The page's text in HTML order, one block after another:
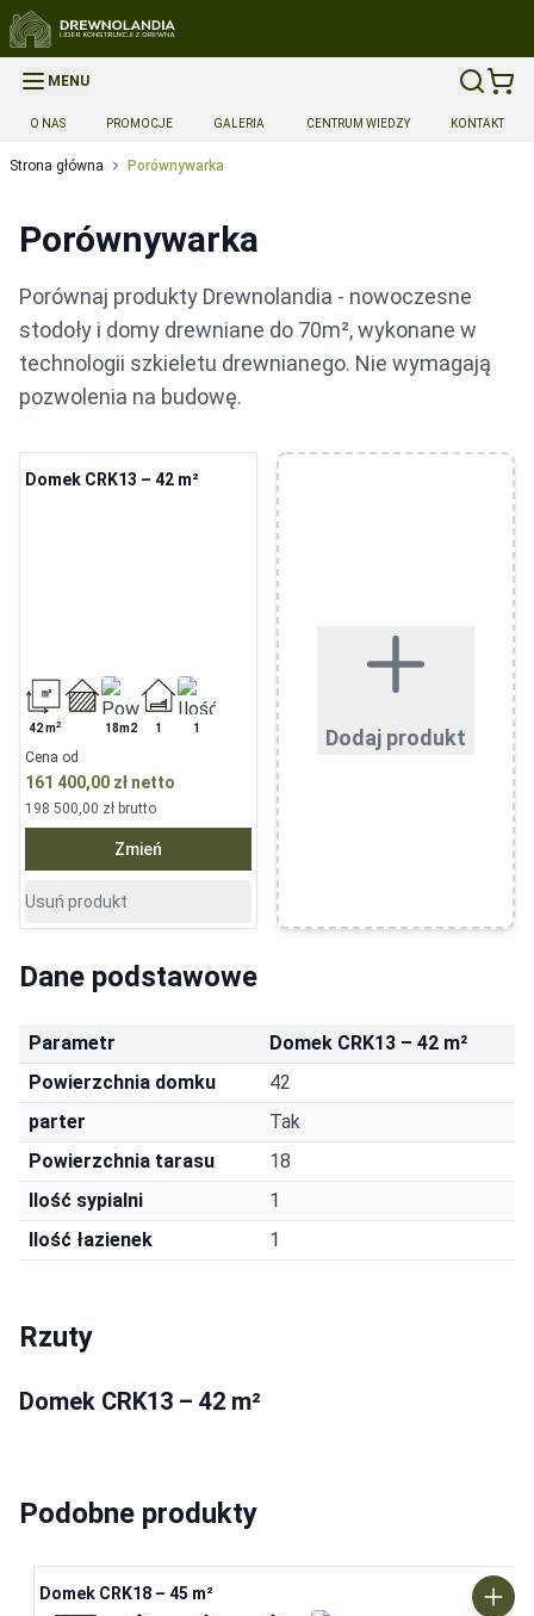
MENU
O NAS PROMOCJE GALERIA CENTRUM WIEDZY KONTAKT
Strona główna Porównywarka
Porównywarka
Porównaj produkty Drewnolandia - nowoczesne
stodoły i domy drewniane do 70m², wykonane w
technologii szkieletu drewnianego. Nie wymagają
pozwolenia na budowę.
Domek CRK13 – 42 m²
42m2 18m2 1 1
Cena od
161 400,00 zł netto
198 500,00 zł brutto
Zmień
Usuń produkt
Dodaj produkt
Dane podstawowe
Parametr
Domek CRK13 – 42 m²
Powierzchnia domku
42
parter
Tak
Powierzchnia tarasu
18
Ilość sypialni
1
Ilość łazienek
1
Rzuty
Domek CRK13 – 42 m²
Podobne produkty
Domek CRK18 – 45 m²